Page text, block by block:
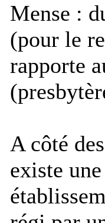
Mense :
(pour le
rapporte
A côté
existe